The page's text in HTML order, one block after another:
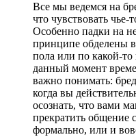
Все мы ведемся на
что чувствовать
Особенно падки на
принципе обделены
пола или по какой-
данный момент
важно понимать:
когда вы
осознать, что вами
прекратить общение
формально, или и